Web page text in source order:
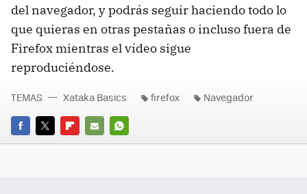
del navegador, y podrás seguir haciendo todo lo
que quieras en otras pestañas o incluso fuera de
Firefox mientras el vídeo sigue
reproduciéndose.
FACEBOOK
TWITTERFLIPBOARD
E-
WHATSAPP
TEMAS Xataka Basics firefox Navegador